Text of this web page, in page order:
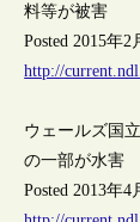
料等が被害
Posted 2015年2
http://
ウェールズ国
の一部が水害
Posted 2013年4